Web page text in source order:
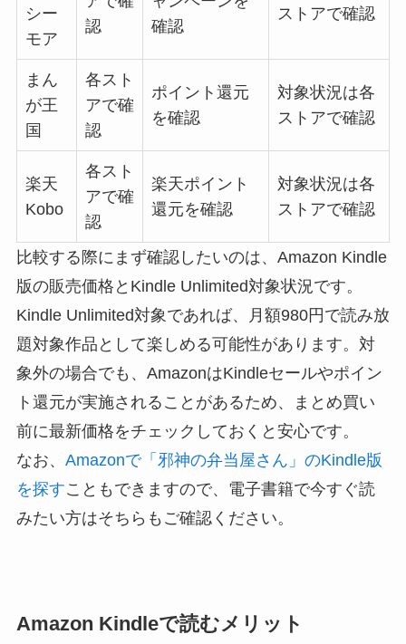
シー
モア
認
確認
ストアで確認
まん
が王
国
各スト
アで確
認
ポイント還元
を確認
対象状況は各
ストアで確認
楽天
Kobo
各スト
アで確
認
楽天ポイント
還元を確認
対象状況は各
ストアで確認
比較する際にまず確認したいのは、Amazon Kindle
版の販売価格とKindle Unlimited対象状況です。
Kindle Unlimited対象であれば、月額980円で読み放
題対象作品として楽しめる可能性があります。対
象外の場合でも、AmazonはKindleセールやポイン
ト還元が実施されることがあるため、まとめ買い
前に最新価格をチェックしておくと安心です。
なお、 Amazonで「邪神の弁当屋さん」のKindle版
を探すこともできますので、電子書籍で今すぐ読
みたい方はそちらもご確認ください。
Amazon Kindleで読むメリット